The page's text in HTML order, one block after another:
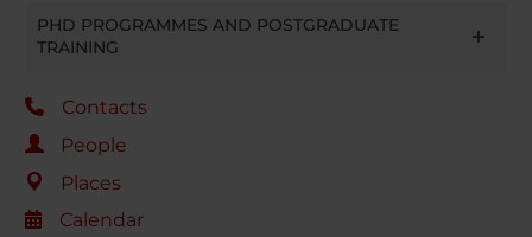
PHD PROGRAMMES AND POSTGRADUATE
TRAINING
Contacts
People
Places
Calendar